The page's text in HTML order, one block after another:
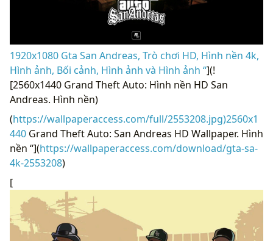
1920x1080 Gta San Andreas, Trò chơi HD, Hình nền 4k,
Hình ảnh, Bối cảnh, Hình ảnh và Hình ảnh “](!
[2560x1440 Grand Theft Auto: Hình nền HD San ​​
Andreas. Hình nền)
(https://wallpaperaccess.com/full/2553208.jpg)2560x1
440 Grand Theft Auto: San Andreas HD Wallpaper. Hình
nền “](https://wallpaperaccess.com/download/gta-sa-
4k-2553208)
[